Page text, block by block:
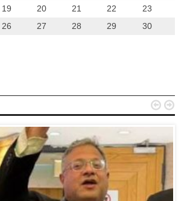
19 20 21 22
23
26 27 28 29
30
 